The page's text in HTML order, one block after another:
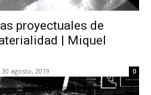
proyectuales de
| Miquel
30 agosto, 2019 0